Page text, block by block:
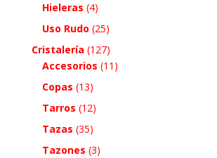
Hieleras (4)
Uso Rudo (25)
Cristalería (127)
Accesorios (11)
Copas (13)
Tarros (12)
Tazas (35)
Tazones (3)